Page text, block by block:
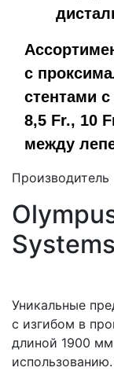
с
стентами
8,5 Fr., 10
между
Производитель
Уникальные
с изгибом в
длиной 1900